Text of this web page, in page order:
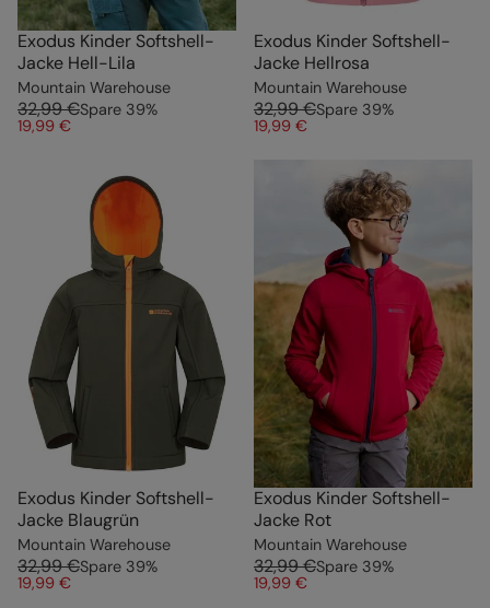
Exodus Kinder Softshell-
Jacke Hell-Lila
Mountain Warehouse
32,99 €Spare 39%
19,99 €
Exodus Kinder Softshell-
Jacke Hellrosa
Mountain Warehouse
32,99 €Spare 39%
19,99 €
Exodus Kinder Softshell-
Jacke Blaugrün
Mountain Warehouse
32,99 €Spare 39%
19,99 €
Exodus Kinder Softshell-
Jacke Rot
Mountain Warehouse
32,99 €Spare 39%
19,99 €